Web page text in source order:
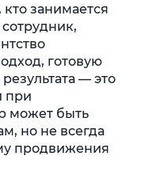
занимается
готовую
— это
при
может быть
но не всегда
продвижения